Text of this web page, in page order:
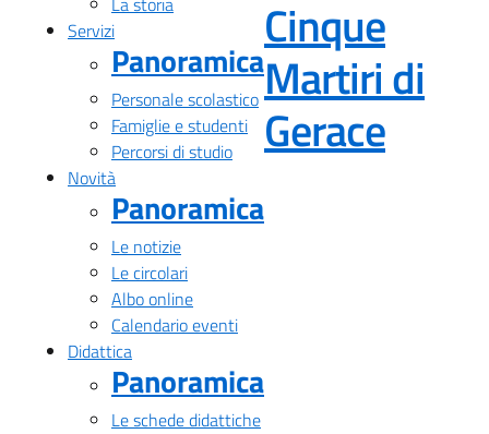
Servizi
Panoramica
Personale scolastico
Famiglie e studenti
Percorsi di studio
Novità
Panoramica
Le notizie
Le circolari
Albo online
Calendario eventi
Didattica
Panoramica
Le schede didattiche
Cinque
Martiri di
Gerace—